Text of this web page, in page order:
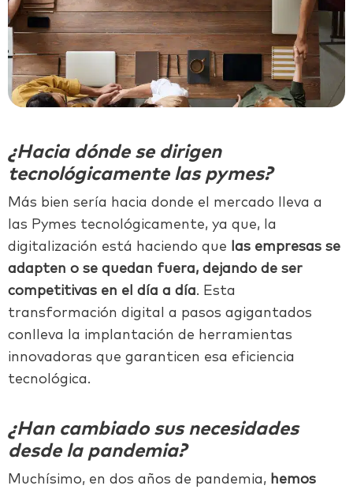
¿Hacia dónde se dirigen
tecnológicamente las pymes?
Más bien sería hacia donde el mercado lleva a
las Pymes tecnológicamente, ya que, la
digitalización está haciendo que
las empresas se
adapten o se quedan fuera, dejando de ser
competitivas en el día a día. Esta
transformación digital a pasos agigantados
conlleva la implantación de herramientas
innovadoras que garanticen esa eficiencia
tecnológica.
¿Han cambiado sus necesidades
desde la pandemia?
Muchísimo, en dos años de pandemia, hemos